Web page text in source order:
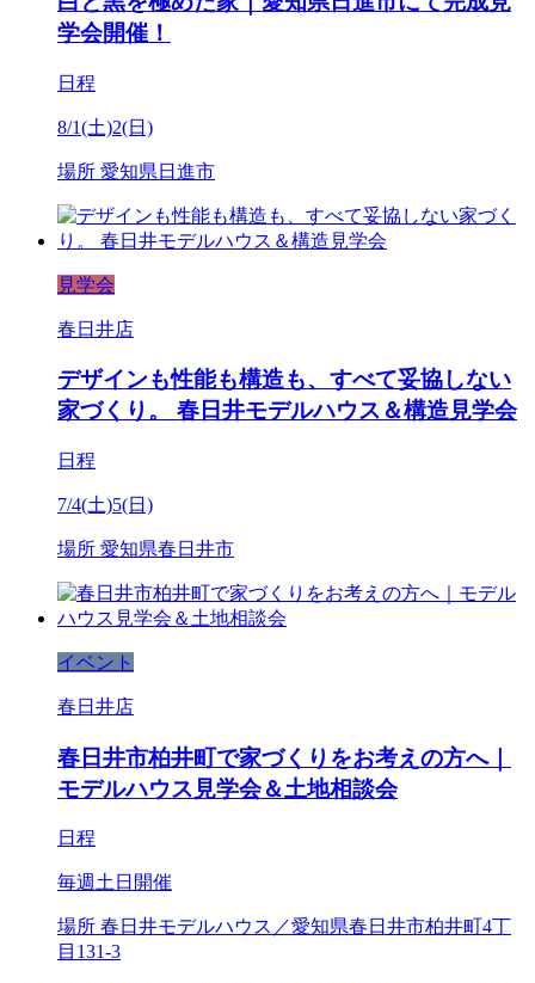
学会開催！
日程
8/1(土)2(日)
場所 愛知県日進市
見学会
春日井店
デザインも性能も構造も、すべて妥協しない
家づくり。 春日井モデルハウス＆構造見学会
日程
7/4(土)5(日)
場所 愛知県春日井市
イベント
春日井店
春日井市柏井町で家づくりをお考えの方へ｜
モデルハウス見学会＆土地相談会
日程
毎週土日開催
場所 春日井モデルハウス／愛知県春日井市柏井町4丁
目131-3